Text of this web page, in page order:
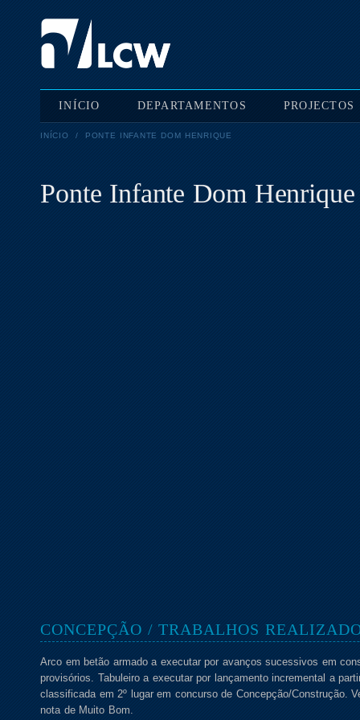
INÍCIO DEPARTAMENTOS PROJECTOS
INÍCIO / PONTE INFANTE DOM HENRIQUE
Ponte Infante Dom Henrique
CONCEPÇÃO / TRABALHOS
Arco em betão armado a executar por avanços sucessivos em
provisórios. Tabuleiro a executar por lançamento incremental a
classificada em 2º lugar em concurso de Concepção/Construção.
nota de Muito Bom.